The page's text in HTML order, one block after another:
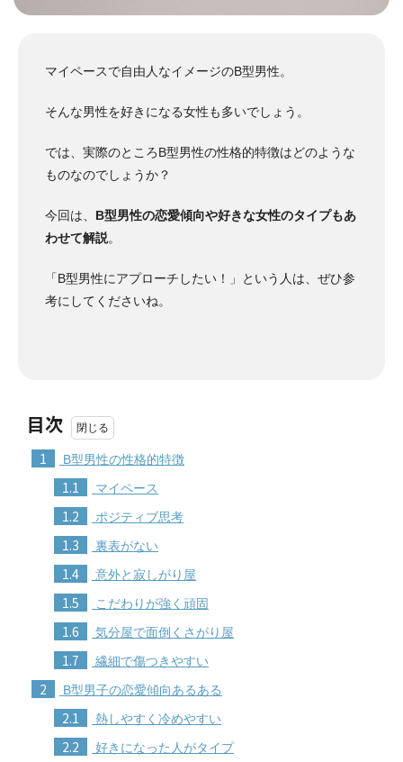
マイペースで自由人なイメージのB型男性。
そんな男性を好きになる女性も多いでしょう。
では、実際のところB型男性の性格的特徴はどのような
ものなのでしょうか？
今回は、 B型男性の恋愛傾向や好きな女性のタイプもあ
わせて解説。
「B型男性にアプローチしたい！」という人は、ぜひ参
考にしてくださいね。
目次
1 B型男性の性格的特徴
1.1 マイペース
1.2 ポジティブ思考
1.3 裏表がない
1.4 意外と寂しがり屋
1.5 こだわりが強く頑固
1.6 気分屋で面倒くさがり屋
1.7 繊細で傷つきやすい
2 B型男子の恋愛傾向あるある
2.1 熱しやすく冷めやすい
2.2 好きになった人がタイプ